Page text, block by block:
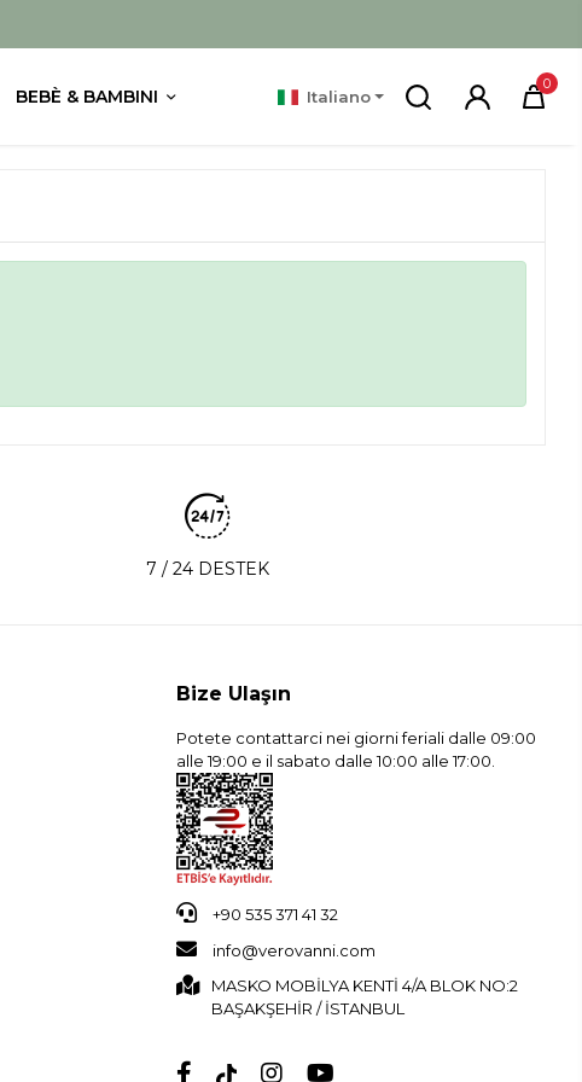
BEBÈ & BAMBINI Italiano
0
7 / 24 DESTEK
Bize Ulaşın
Potete contattarci nei giorni feriali dalle 09:00
alle 19:00 e il sabato dalle 10:00 alle 17:00.
+90 535 371 41 32
info@verovanni.com
MASKO MOBİLYA KENTİ 4/A BLOK NO:2
BAŞAKŞEHİR / İSTANBUL